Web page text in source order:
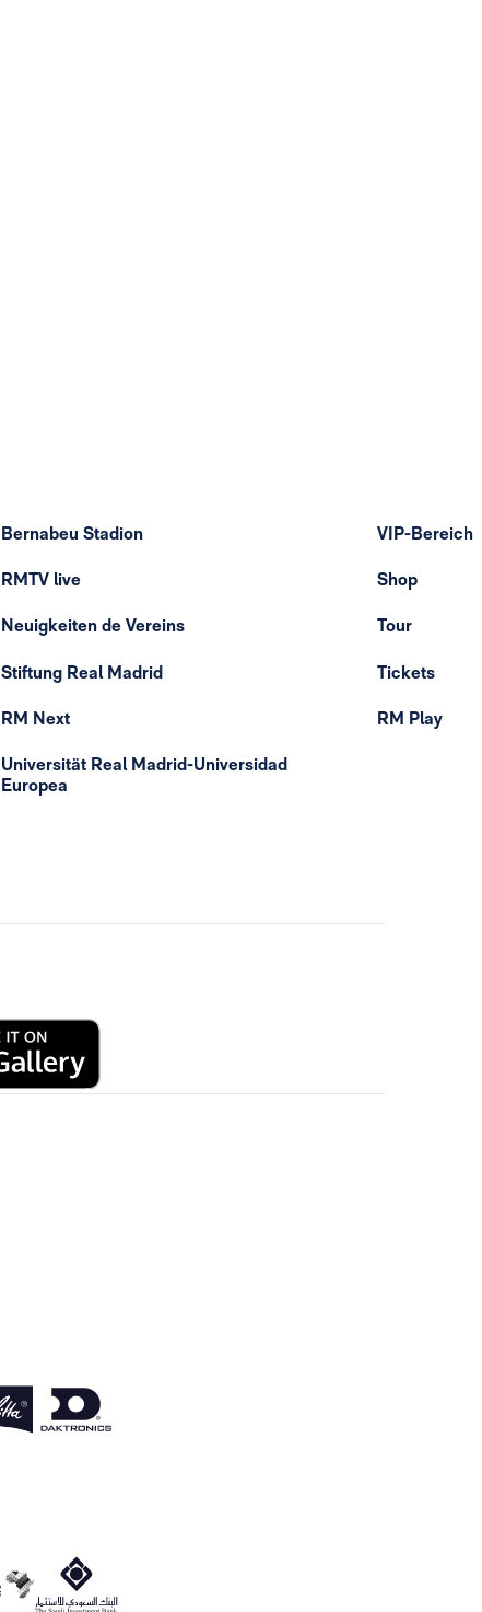
Bernabeu Stadion
RMTV live
Neuigkeiten de Vereins
Stiftung Real Madrid
RM Next
Universität Real Madrid-Universidad
Europea
VIP-Bereich
Shop
Tour
Tickets
RM Play